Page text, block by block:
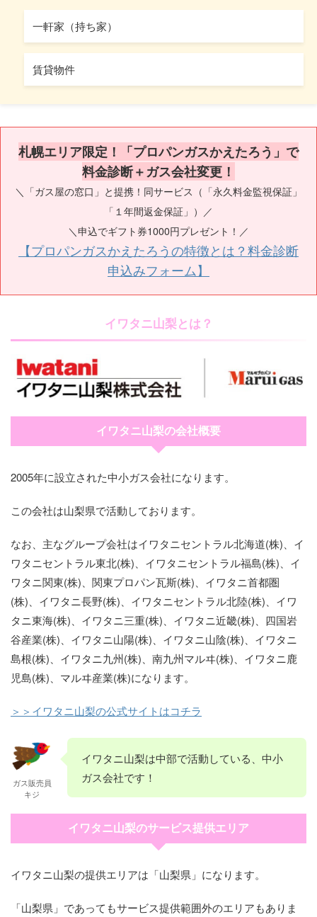
一軒家（持ち家）
賃貸物件
札幌エリア限定！「プロパンガスかえたろう」で
料金診断＋ガス会社変更！
＼「ガス屋の窓口」と提携！同サービス（「永久料金監視保証」
「１年間返金保証」）／
＼申込でギフト券1000円プレゼント！／
【プロパンガスかえたろうの特徴とは？料金診断
申込みフォーム】
イワタニ山梨とは？
イワタニ山梨の会社概要
2005年に設立された中小ガス会社になります。
この会社は山梨県で活動しております。
なお、主なグループ会社はイワタニセントラル北海道(株)、イ
ワタニセントラル東北(株)、イワタニセントラル福島(株)、イ
ワタニ関東(株)、関東プロパン瓦斯(株)、イワタニ首都圏
(株)、イワタニ長野(株)、イワタニセントラル北陸(株)、イワ
タニ東海(株)、イワタニ三重(株)、イワタニ近畿(株)、四国岩
谷産業(株)、イワタニ山陽(株)、イワタニ山陰(株)、イワタニ
島根(株)、イワタニ九州(株)、南九州マルヰ(株)、イワタニ鹿
児島(株)、マルヰ産業(株)になります。
＞＞イワタニ山梨の公式サイトはコチラ
ガス販売員
キジ
イワタニ山梨は中部で活動している、中小
ガス会社です！
イワタニ山梨のサービス提供エリア
イワタニ山梨の提供エリアは「山梨県」になります。
「山梨県」であってもサービス提供範囲外のエリアもありま